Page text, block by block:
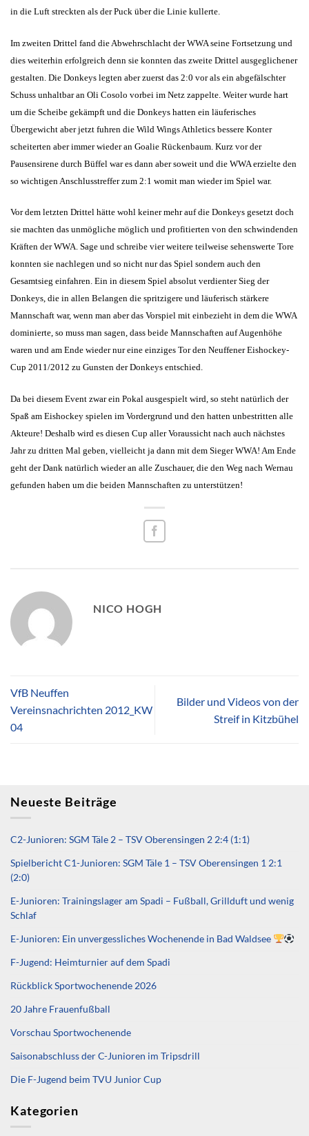
in die Luft streckten als der Puck über die Linie kullerte.
Im zweiten Drittel fand die Abwehrschlacht der WWA seine Fortsetzung und
dies weiterhin erfolgreich denn sie konnten das zweite Drittel ausgeglichener
gestalten. Die Donkeys legten aber zuerst das 2:0 vor als ein abgefälschter
Schuss unhaltbar an Oli Cosolo vorbei im Netz zappelte. Weiter wurde hart
um die Scheibe gekämpft und die Donkeys hatten ein läuferisches
Übergewicht aber jetzt fuhren die Wild Wings Athletics bessere Konter
scheiterten aber immer wieder an Goalie Rückenbaum. Kurz vor der
Pausensirene durch Büffel war es dann aber soweit und die WWA erzielte den
so wichtigen Anschlusstreffer zum 2:1 womit man wieder im Spiel war.
Vor dem letzten Drittel hätte wohl keiner mehr auf die Donkeys gesetzt doch
sie machten das unmögliche möglich und profitierten von den schwindenden
Kräften der WWA. Sage und schreibe vier weitere teilweise sehenswerte Tore
konnten sie nachlegen und so nicht nur das Spiel sondern auch den
Gesamtsieg einfahren. Ein in diesem Spiel absolut verdienter Sieg der
Donkeys, die in allen Belangen die spritzigere und läuferisch stärkere
Mannschaft war, wenn man aber das Vorspiel mit einbezieht in dem die WWA
dominierte, so muss man sagen, dass beide Mannschaften auf Augenhöhe
waren und am Ende wieder nur eine einziges Tor den Neuffener Eishockey-
Cup 2011/2012 zu Gunsten der Donkeys entschied.
Da bei diesem Event zwar ein Pokal ausgespielt wird, so steht natürlich der
Spaß am Eishockey spielen im Vordergrund und den hatten unbestritten alle
Akteure! Deshalb wird es diesen Cup aller Voraussicht nach auch nächstes
Jahr zu dritten Mal geben, vielleicht ja dann mit dem Sieger WWA! Am Ende
geht der Dank natürlich wieder an alle Zuschauer, die den Weg nach Wernau
gefunden haben um die beiden Mannschaften zu unterstützen!
NICO HOGH
VfB Neuffen
Vereinsnachrichten 2012_KW
04
Bilder und Videos von der
Streif in Kitzbühel
Neueste Beiträge
C2-Junioren: SGM Täle 2 – TSV Oberensingen 2 2:4 (1:1)
Spielbericht C1-Junioren: SGM Täle 1 – TSV Oberensingen 1 2:1
(2:0)
E-Junioren: Trainingslager am Spadi – Fußball, Grillduft und wenig
Schlaf
E-Junioren: Ein unvergessliches Wochenende in Bad Waldsee
F-Jugend: Heimturnier auf dem Spadi
Rückblick Sportwochenende 2026
20 Jahre Frauenfußball
Vorschau Sportwochenende
Saisonabschluss der C-Junioren im Tripsdrill
Die F-Jugend beim TVU Junior Cup
Kategorien